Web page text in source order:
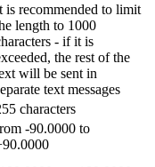
is recommended to limit
length to 1000
- if it is
the rest of the
will be sent in
text messages
characters
-90.0000 to